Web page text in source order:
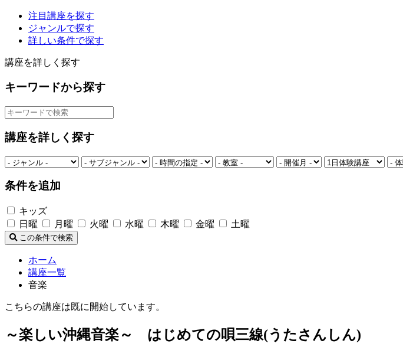
注目講座を探す
ジャンルで探す
詳しい条件で探す
講座を詳しく探す
キーワードから探す
講座を詳しく探す
条件を追加
キッズ
日曜
月曜 火曜 水曜 木曜 金曜 土曜
この条件で検索
ホーム
講座一覧
音楽
こちらの講座は既に開始しています。
～楽しい沖縄音楽～ はじめての唄三線(うたさんしん)